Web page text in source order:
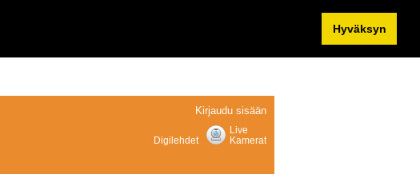
Hyväksyn
Kirjaudu sisään
Live
Kamerat
Digilehdet